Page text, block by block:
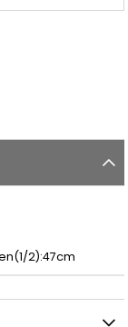
2):47cm